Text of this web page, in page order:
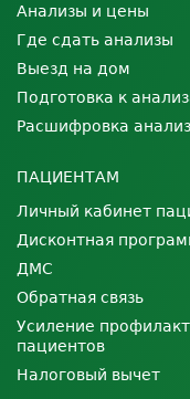
Анализы и цены
Где сдать анализы
Выезд на дом
Подготовка к
Расшифровка
ПАЦИЕНТАМ
Личный кабинет
Дисконтная
ДМС
Обратная связь
Усиление
пациентов
Налоговый вычет